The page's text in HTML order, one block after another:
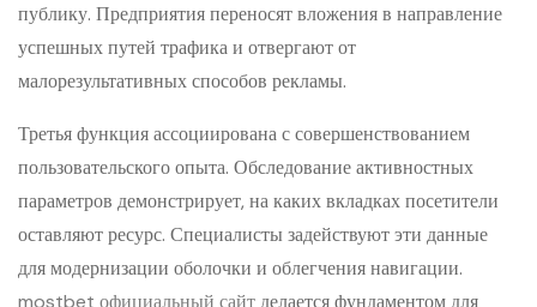
публику. Предприятия переносят вложения в направление
успешных путей трафика и отвергают от
малорезультативных способов рекламы.
Третья функция ассоциирована с совершенствованием
пользовательского опыта. Обследование активностных
параметров демонстрирует, на каких вкладках посетители
оставляют ресурс. Специалисты задействуют эти данные
для модернизации оболочки и облегчения навигации.
mostbet официальный сайтделается фундаментом для